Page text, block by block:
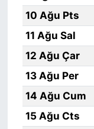
10 Ağu Pts
11 Ağu Sal
12 Ağu Çar
13 Ağu Per
14 Ağu Cum
15 Ağu Cts